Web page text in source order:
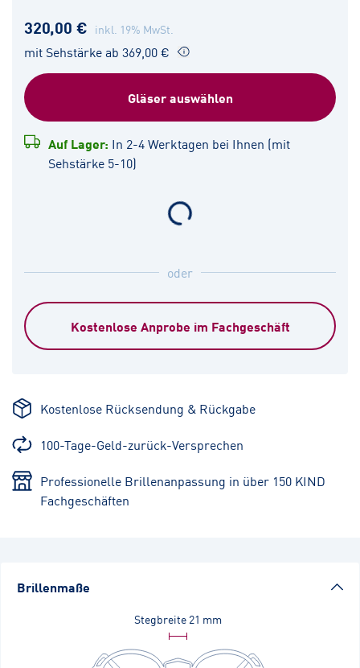
320,00 € inkl. 19% MwSt.
mit Sehstärke ab 369,00 €
Gläser auswählen
Auf Lager: In 2-4 Werktagen bei Ihnen (mit
Sehstärke 5-10)
oder
Kostenlose Anprobe im Fachgeschäft
Kostenlose Rücksendung & Rückgabe
100-Tage-Geld-zurück-Versprechen
Professionelle Brillenanpassung in über 150 KIND
Fachgeschäften
Brillenmaße
Stegbreite 21 mm